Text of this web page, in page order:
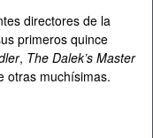
directores de la
primeros quince
, The Dalek’s Master
otras muchísimas.